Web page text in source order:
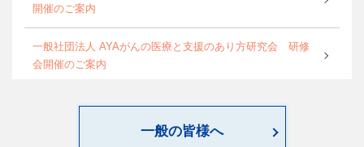
開催のご案内
一般社団法人 AYAがんの医療と支援のあり方研究会 研修
会開催のご案内
第4回緩和臨床研究ワークショップのご案内
一般の皆様へ